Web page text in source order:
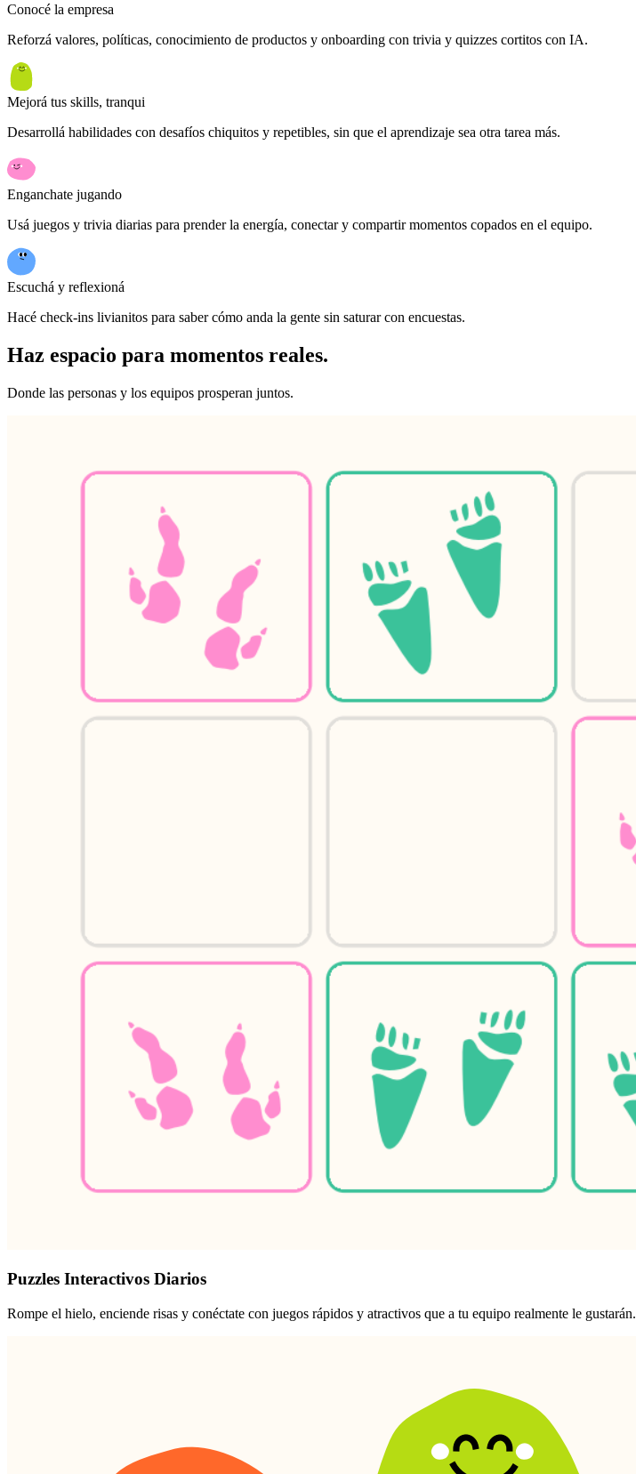
Conocé la empresa
Reforzá valores, políticas, conocimiento de productos y onboarding con trivia y quizzes cortitos con IA.
Mejorá tus skills, tranqui
Desarrollá habilidades con desafíos chiquitos y repetibles, sin que el aprendizaje sea otra tarea más.
Enganchate jugando
Usá juegos y trivia diarias para prender la energía, conectar y compartir momentos copados en el equipo.
Escuchá y reflexioná
Hacé check-ins livianitos para saber cómo anda la gente sin saturar con encuestas.
Haz espacio para momentos reales.
Donde las personas y los equipos prosperan juntos.
Puzzles Interactivos Diarios
Rompe el hielo, enciende risas y conéctate con juegos rápidos y atractivos que a tu equipo realmente le gustarán.